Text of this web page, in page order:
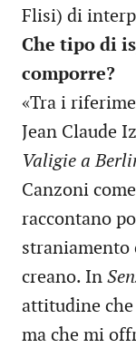
Flisi) di
Che tipo di
comporre?
«Tra i
Jean Claude
Valigie a
Canzoni
raccontano
straniamento
creano. In
attitudine
ma che mi